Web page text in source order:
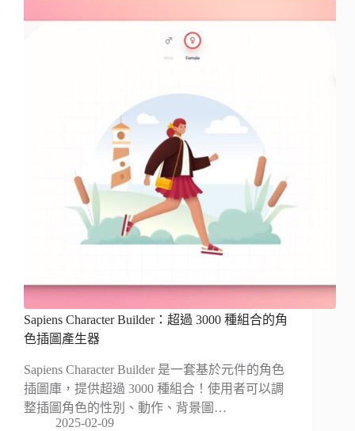
Sapiens Character Builder：超過 3000 種組合的角
色插圖產生器
Sapiens Character Builder 是一套基於元件的角色
插圖庫，提供超過 3000 種組合！使用者可以調
整插圖角色的性別、動作、背景圖…
2025-02-09